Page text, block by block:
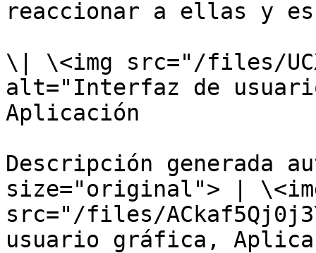
reaccionar a ellas y
\| \<img src="/files/
alt="Interfaz de
Aplicación
Descripción generada
size="original"> |
src="/files/
usuario gráfica,